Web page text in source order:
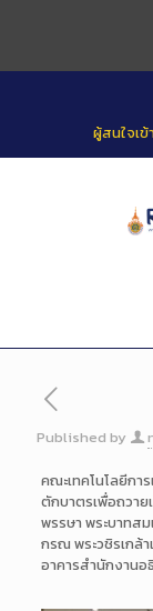
ผู้สนใจเ
Published by
คณะเทคโนโลยีกา
ตักบาตรเพื่อถวาย
พรรษา พระบาทส
กรณ พระวชิรเกล้
อาคารสำนักงาน